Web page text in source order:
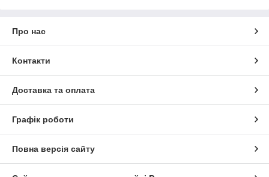
Про нас
Контакти
Доставка та оплата
Графік роботи
Повна версія сайту